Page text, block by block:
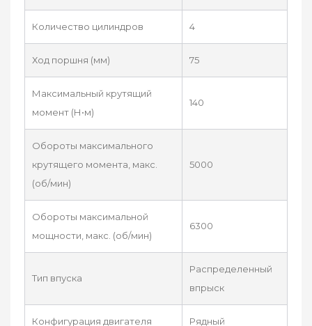
Количество цилиндров 4
Ход поршня (мм) 75
Максимальный крутящий
момент (Н•м)
140
Обороты максимального
крутящего момента, макс.
(об/мин)
5000
Обороты максимальной
мощности, макс. (об/мин)
6300
Тип впуска
Распределенный
впрыск
Конфигурация двигателя Рядный